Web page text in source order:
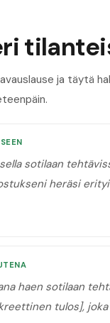
ja täytä
sotilaan
heräsi
haen sotilaan
tulos],